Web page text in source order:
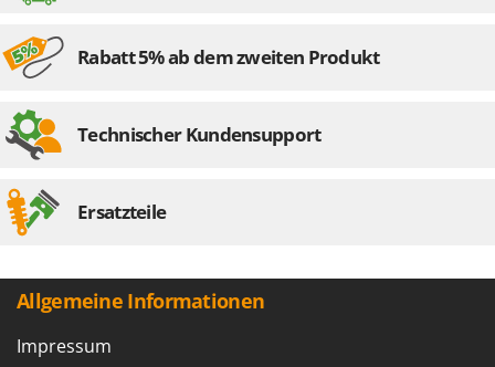
Rabatt 5% ab dem zweiten Produkt
Technischer Kundensupport
Ersatzteile
Allgemeine Informationen
Impressum